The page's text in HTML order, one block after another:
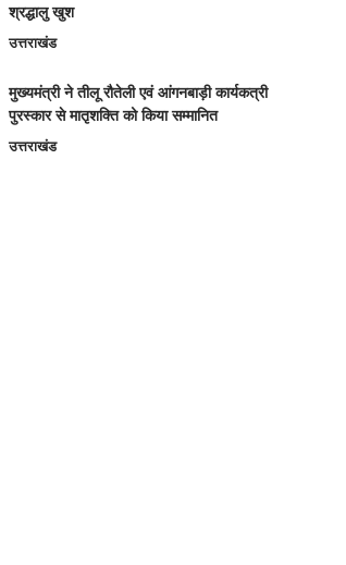
श्रद्धालु खुश
उत्तराखंड
मुख्यमंत्री ने तीलू रौतेली एवं आंगनबाड़ी कार्यकत्री
पुरस्कार से मातृशक्ति को किया सम्मानित
उत्तराखंड